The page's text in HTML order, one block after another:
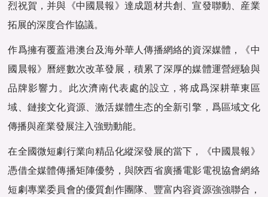
烈祝賀，并與《中國晨報》達成題材共創、宣發聯動、産業
拓展的深度合作協議。
作爲擁有覆蓋港澳台及海外華人傳播網絡的資深媒體，《中
國晨報》曆經數次改革發展，積累了深厚的媒體運營經驗與
品牌影響力。此次濟南代表處的設立，将成爲深耕華東區
域、鏈接文化資源、激活媒體生态的全新引擎，爲區域文化
傳播與産業發展注入強勁動能。
在全國微短劇行業向精品化縱深發展的當下，《中國晨報》
憑借全媒體傳播矩陣優勢，與陝西省廣播電影電視協會網絡
短劇專業委員會的優質創作團隊、豐富内容資源強強聯合，